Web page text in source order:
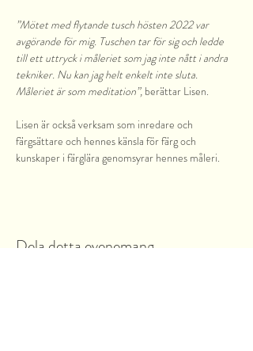
”Mötet med flytande tusch hösten 2022 var
avgörande för mig. Tuschen tar för sig och ledde
till ett uttryck i måleriet som jag inte nått i andra
tekniker. Nu kan jag helt enkelt inte sluta.
Måleriet är som meditation”, berättar Lisen.
Lisen är också verksam som inredare och
färgsättare och hennes känsla för färg och
kunskaper i färglära genomsyrar hennes måleri.
Dela detta evenemang